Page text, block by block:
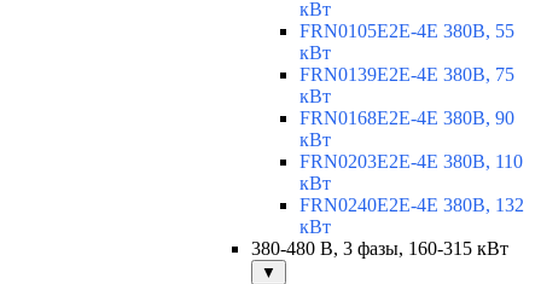
кВт
FRN0105E2E-4E 380В, 55
кВт
FRN0139E2E-4E 380В, 75
кВт
FRN0168E2E-4E 380В, 90
кВт
FRN0203E2E-4E 380В, 110
кВт
FRN0240E2E-4E 380В, 132
кВт
380-480 В, 3 фазы, 160-315 кВт
▼